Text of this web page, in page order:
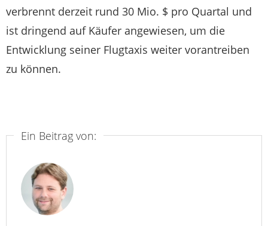
verbrennt derzeit rund 30 Mio. $ pro Quartal und
ist dringend auf Käufer angewiesen, um die
Entwicklung seiner Flugtaxis weiter vorantreiben
zu können.
Ein Beitrag von: